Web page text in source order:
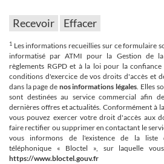
1 Les informations recueillies sur ce formulaire
informatisé par ATMI pour la Gestion de
règlements RGPD et à la loi pour la
conditions d'exercice de vos droits d'accès et
dans la page de nos informations légales. Elles
sont destinées au service commercial afin
dernières offres et actualités. Conformément à
vous pouvez exercer votre droit d'accès aux
faire rectifier ou supprimer en contactant le
vous informons de l'existence de la liste
téléphonique « Bloctel », sur laquelle
https://www.bloctel.gouv.fr